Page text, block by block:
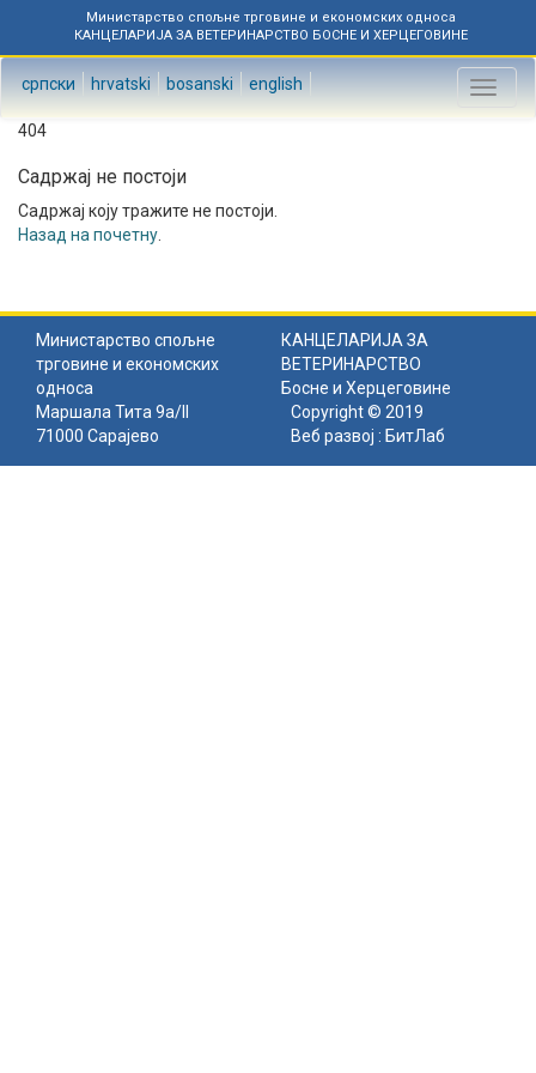
Министарство спољне трговине и економских односа
КАНЦЕЛАРИЈА ЗА ВЕТЕРИНАРСТВО БОСНЕ И ХЕРЦЕГОВИНЕ
српски hrvatski bosanski english
Toggle
404
Садржај не постоји
Садржај коју тражите не постоји.
Назад на почетну
Министарство спољне
трговине и економских
односа
КАНЦЕЛАРИЈА ЗА
ВЕТЕРИНАРСТВО
Босне и Херцеговине
Маршала Тита 9а/II
71000 Сарајево
Copyright © 2019
Веб развој : БитЛаб